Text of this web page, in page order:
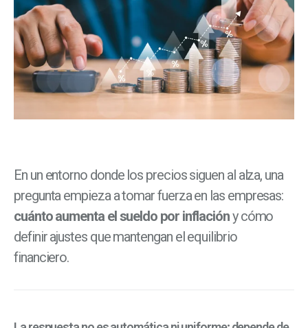
En un entorno donde los precios siguen al alza, una
pregunta empieza a tomar fuerza en las empresas:
cuánto aumenta el sueldo por inflacióny cómo
definir ajustes que mantengan el equilibrio
financiero.